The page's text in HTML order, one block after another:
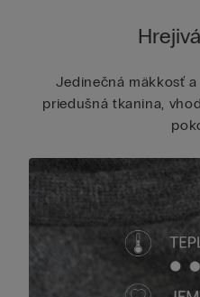
Hrejivá
Jedinečná mäkkosť
priedušná tkanina,